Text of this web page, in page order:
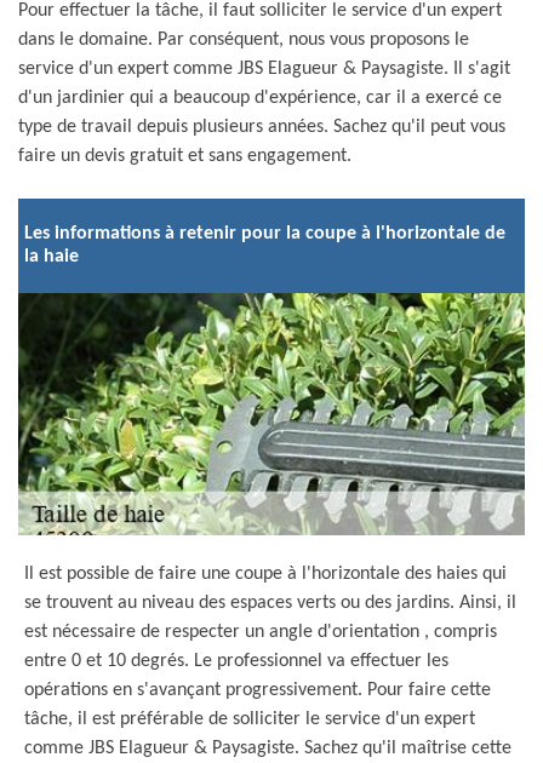
Pour effectuer la tâche, il faut solliciter le service d'un expert
dans le domaine. Par conséquent, nous vous proposons le
service d'un expert comme JBS Elagueur & Paysagiste. Il s'agit
d'un jardinier qui a beaucoup d'expérience, car il a exercé ce
type de travail depuis plusieurs années. Sachez qu'il peut vous
faire un devis gratuit et sans engagement.
Les informations à retenir pour la coupe à l'horizontale de
la haie
Il est possible de faire une coupe à l'horizontale des haies qui
se trouvent au niveau des espaces verts ou des jardins. Ainsi, il
est nécessaire de respecter un angle d'orientation , compris
entre 0 et 10 degrés. Le professionnel va effectuer les
opérations en s'avançant progressivement. Pour faire cette
tâche, il est préférable de solliciter le service d'un expert
comme JBS Elagueur & Paysagiste. Sachez qu'il maîtrise cette